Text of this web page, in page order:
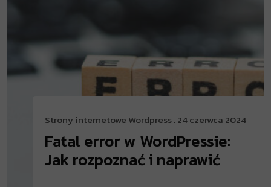
Strony internetowe Wordpress. 24 czerwca 2024
Fatal error w WordPressie:
Jak rozpoznać i naprawić